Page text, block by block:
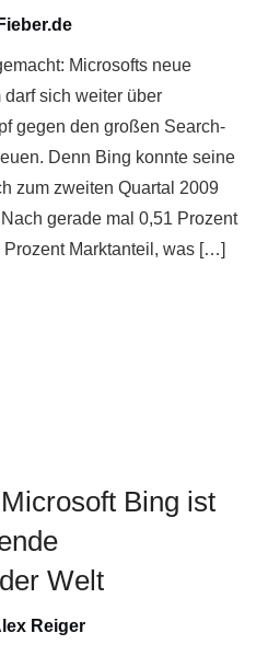
Microsofts neue
sich weiter über
gegen den großen Search-
Denn Bing konnte seine
zum zweiten Quartal 2009
gerade mal 0,51 Prozent
Prozent Marktanteil, was […]
Bing ist
Welt
Reiger